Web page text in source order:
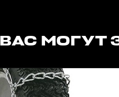
МОГУТ